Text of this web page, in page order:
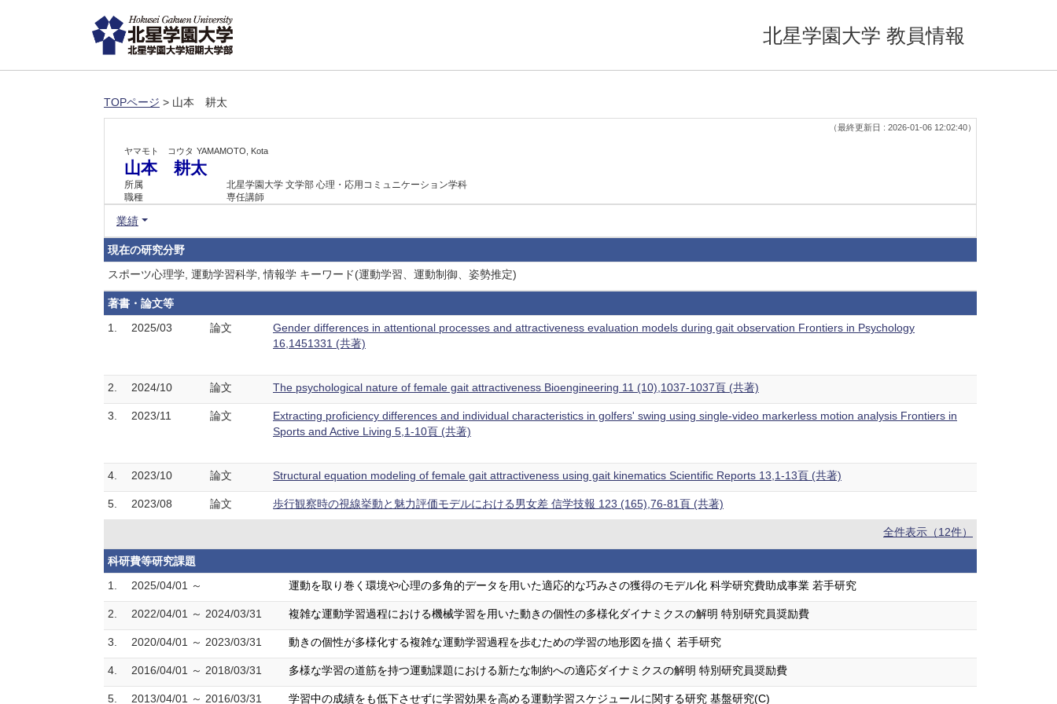
北星学園大学 教員情報
TOPページ > 山本 耕太
（最終更新日 : 2026-01-06 12:02:40）
ヤマモト コウタ YAMAMOTO, Kota
山本 耕太
所属
北星学園大学 文学部 心理・応用コミュニケーション学科
職種
専任講師
業績
現在の研究分野
スポーツ心理学, 運動学習科学, 情報学 キーワード(運動学習、運動制御、姿勢推定)
著書・論文等
1.
2025/03 論文
Gender differences in attentional processes and attractiveness evaluation models during gait observation Frontiers in Psychology
16,1451331 (共著)
2. 2024/10 論文 The psychological nature of female gait attractiveness Bioengineering 11 (10),1037-1037頁 (共著)
3. 2023/11 論文
Extracting proficiency differences and individual characteristics in golfers' swing using single-video markerless motion analysis Frontiers in
Sports and Active Living 5,1-10頁 (共著)
4. 2023/10 論文 Structural equation modeling of female gait attractiveness using gait kinematics Scientific Reports 13,1-13頁 (共著)
5. 2023/08 論文 歩行観察時の視線挙動と魅力評価モデルにおける男女差 信学技報 123 (165),76-81頁 (共著)
全件表示（12件）
科研費等研究課題
1.
2025/04/01 ～ 運動を取り巻く環境や心理の多角的データを用いた適応的な巧みさの獲得のモデル化 科学研究費助成事業 若手研究
2. 2022/04/01 ～ 2024/03/31 複雑な運動学習過程における機械学習を用いた動きの個性の多様化ダイナミクスの解明 特別研究員奨励費
3. 2020/04/01 ～ 2023/03/31 動きの個性が多様化する複雑な運動学習過程を歩むための学習の地形図を描く 若手研究
4. 2016/04/01 ～ 2018/03/31 多様な学習の道筋を持つ運動課題における新たな制約への適応ダイナミクスの解明 特別研究員奨励費
5. 2013/04/01 ～ 2016/03/31 学習中の成績をも低下させずに学習効果を高める運動学習スケジュールに関する研究 基盤研究(C)